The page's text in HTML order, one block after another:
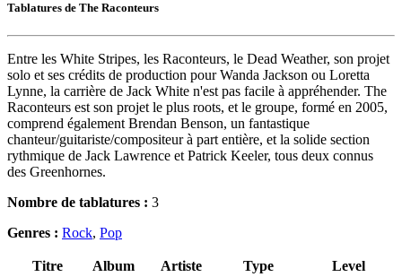
Tablatures de The Raconteurs
Entre les White Stripes, les Raconteurs, le Dead Weather, son projet
solo et ses crédits de production pour Wanda Jackson ou Loretta
Lynne, la carrière de Jack White n'est pas facile à appréhender. The
Raconteurs est son projet le plus roots, et le groupe, formé en 2005,
comprend également Brendan Benson, un fantastique
chanteur/guitariste/compositeur à part entière, et la solide section
rythmique de Jack Lawrence et Patrick Keeler, tous deux connus
des Greenhornes.
Nombre de tablatures : 3
Genres : Rock, Pop
Titre Album Artiste Type
Level